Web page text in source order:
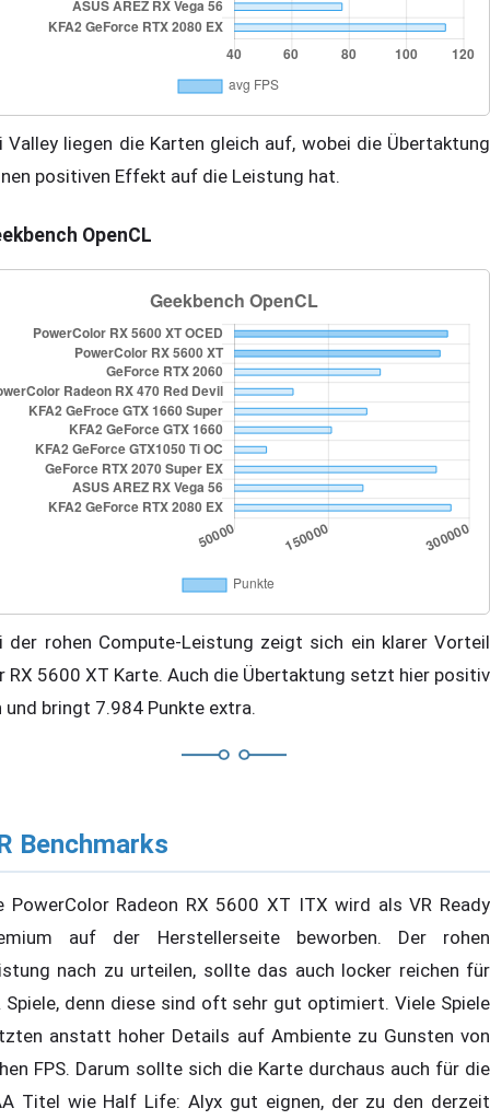
Valley liegen die Karten gleich auf, wobei die Übertaktung
positiven Effekt auf die Leistung hat.
OpenCL
der rohen Compute-Leistung zeigt sich ein klarer Vorteil
RX 5600 XT Karte. Auch die Übertaktung setzt hier positiv
und bringt 7.984 Punkte extra.
Benchmarks
PowerColor Radeon RX 5600 XT ITX wird als VR Ready
auf der Herstellerseite beworben. Der rohen
nach zu urteilen, sollte das auch locker reichen für
Spiele, denn diese sind oft sehr gut optimiert. Viele Spiele
anstatt hoher Details auf Ambiente zu Gunsten von
FPS. Darum sollte sich die Karte durchaus auch für die
Titel wie Half Life: Alyx gut eignen, der zu den derzeit